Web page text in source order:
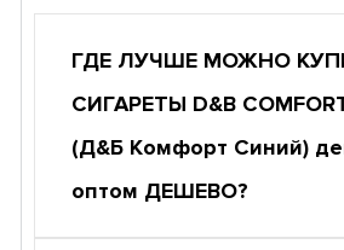
ГДЕ ЛУЧШЕ МОЖНО
СИГАРЕТЫ D&B
(Д&Б Комфорт Синий)
оптом ДЕШЕВО?